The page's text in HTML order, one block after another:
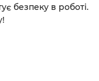
безпеку в роботі.